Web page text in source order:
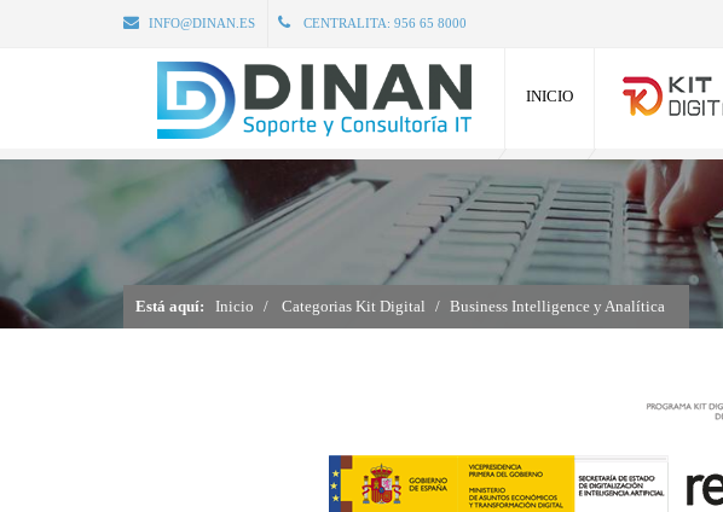
INFO@DINAN.ES CENTRALITA: 956 65 8000
INICIO
Está aquí: Inicio Categorias Kit Digital Business Intelligence y Analítica